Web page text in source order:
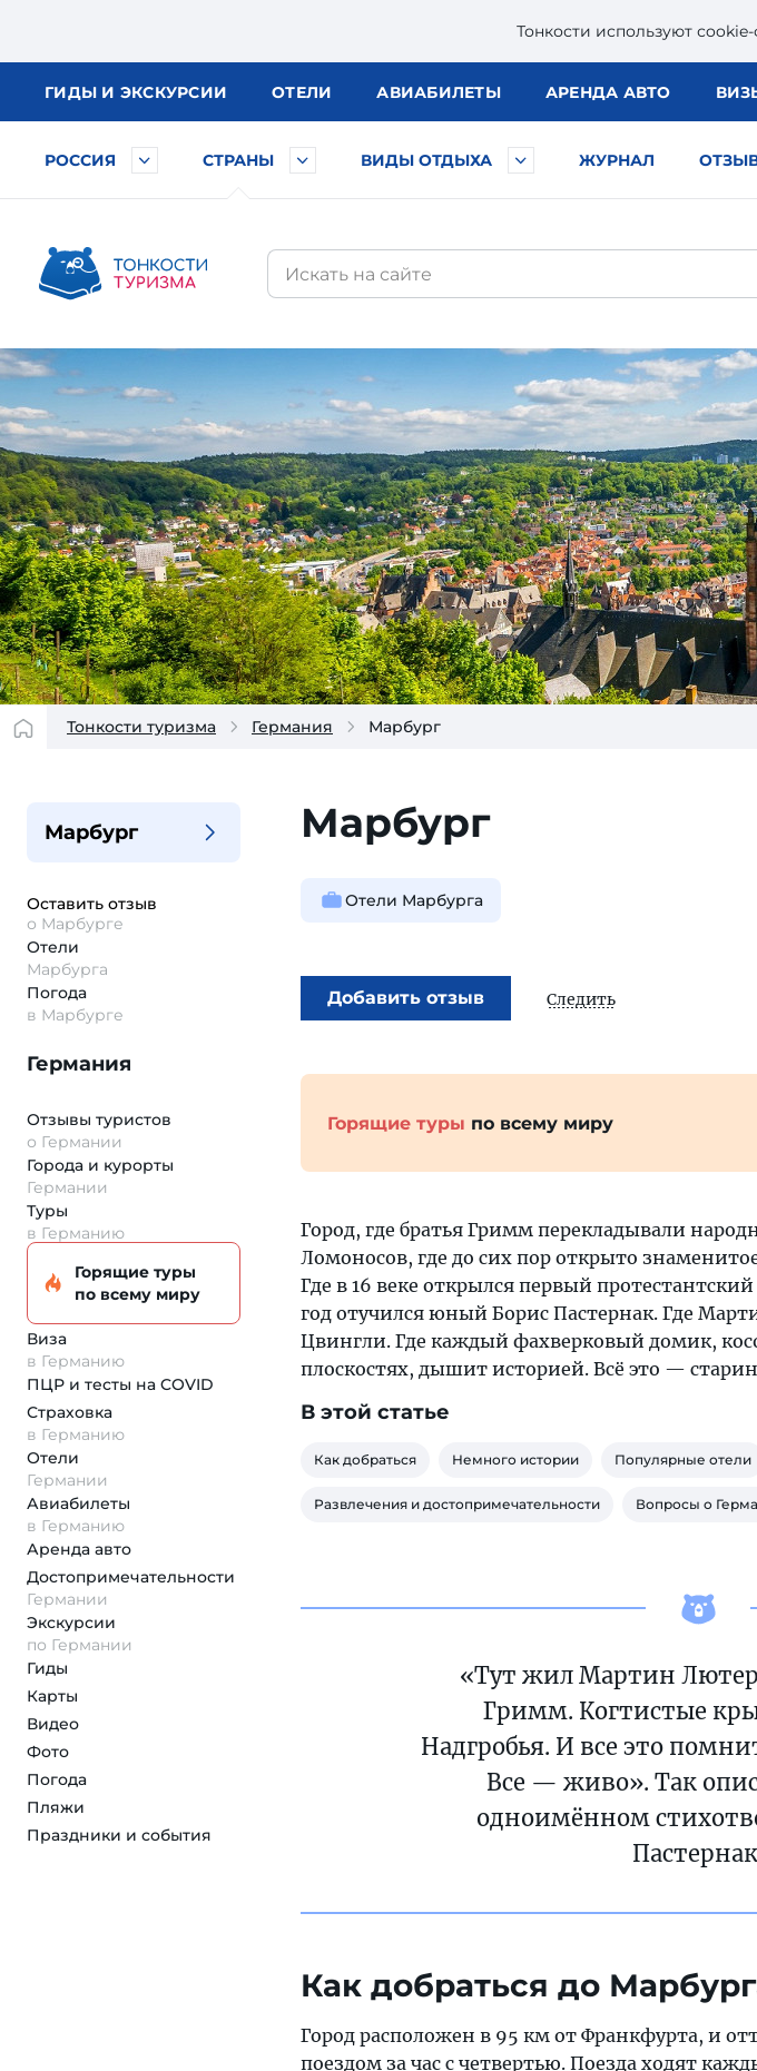
Тонкости используют
ГИДЫ И ЭКСКУРСИИ ОТЕЛИ АВИАБИЛЕТЫ АРЕНДА АВТО
РОССИЯ СТРАНЫ ВИДЫ ОТДЫХА ЖУРНАЛ
Тонкости туризма Германия Марбург
Марбург
Оставить отзыв
о Марбурге
Отели
Марбурга
Погода
в Марбурге
Германия
Отзывы туристов
о Германии
Города и курорты
Германии
Туры
в Германию
Горящие туры
по всему миру
Виза
в Германию
ПЦР и тесты на COVID
Страховка
в Германию
Отели
Германии
Авиабилеты
в Германию
Аренда авто
Достопримеча­тельности
Германии
Экскурсии
по Германии
Гиды
Карты
Видео
Фото
Погода
Пляжи
Праздники и события
Марбург
Отели Марбурга
Добавить отзыв Следить
Горящие туры по всему миру
Город, где братья Гримм перекладывали
Ломоносов, где до сих пор открыто
Где в 16 веке открылся первый
год отучился юный Борис Пастернак. Где
Цвингли. Где каждый фахверковый домик,
плоскостях, дышит историей. Всё это —
В этой статье
Как добраться Немного истории Популярные отели
Развлечения и достопримечательности Вопросы о
«Тут жил Мартин
Гримм. Когтистые
Надгробья. И все это
Все — живо». Так
одноимённом
Как добраться до
Город расположен в 95 км от Франкфурта, и
поездом за час с четвертью. Поезда ходят